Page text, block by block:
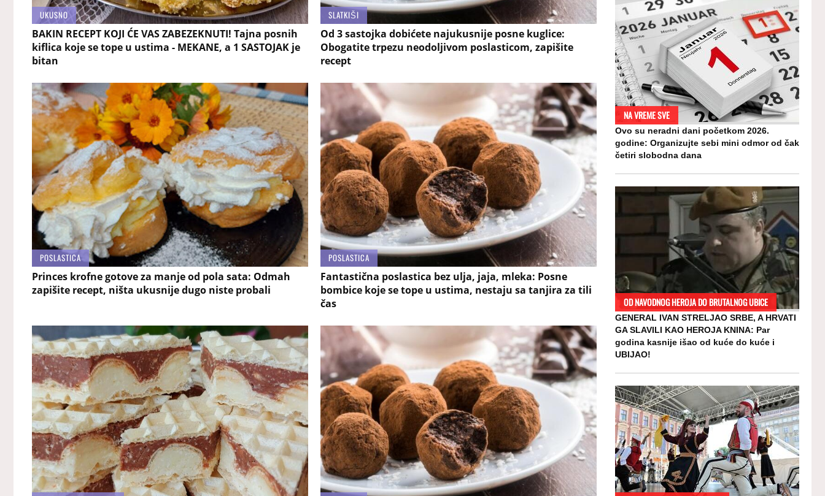
UKUSNO
BAKIN RECEPT KOJI ĆE VAS ZABEZEKNUTI! Tajna posnih
kiflica koje se tope u ustima - MEKANE, a 1 SASTOJAK je
bitan
SLATKIŠI
Od 3 sastojka dobićete najukusnije posne kuglice:
Obogatite trpezu neodoljivom poslasticom, zapišite
recept
POSLASTICA
Princes krofne gotove za manje od pola sata: Odmah
zapišite recept, ništa ukusnije dugo niste probali
POSLASTICA
Fantastična poslastica bez ulja, jaja, mleka: Posne
bombice koje se tope u ustima, nestaju sa tanjira za tili
čas
NA VREME SVE
Ovo su neradni dani početkom 2026.
godine: Organizujte sebi mini odmor od čak
četiri slobodna dana
OD NAVODNOG HEROJA DO BRUTALNOG UBICE
GENERAL IVAN STRELJAO SRBE, A HRVATI
GA SLAVILI KAO HEROJA KNINA: Par
godina kasnije išao od kuće do kuće i
UBIJAO!